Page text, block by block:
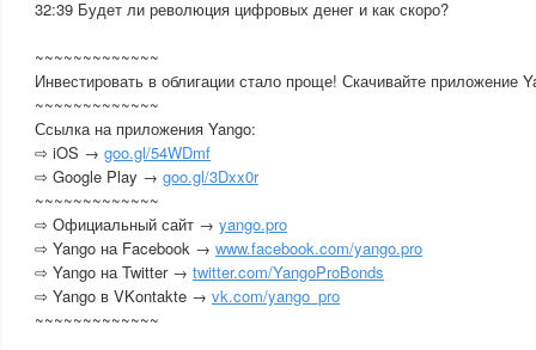
32:39 Будет ли революция цифровых денег и как скоро?
~~~~~~~~~~~~~
Инвестировать в облигации стало проще! Скачивайте приложение
~~~~~~~~~~~~~
Ссылка на приложения Yango:
⇨ iOS → goo.gl/54WDmf
⇨ Google Play → goo.gl/3Dxx0r
~~~~~~~~~~~~~
⇨ Официальный сайт → yango.pro
⇨ Yango на Facebook → www.facebook.com/yango.pro
⇨ Yango на Twitter → twitter.com/YangoProBonds
⇨ Yango в VKontakte → vk.com/yango_pro
~~~~~~~~~~~~~